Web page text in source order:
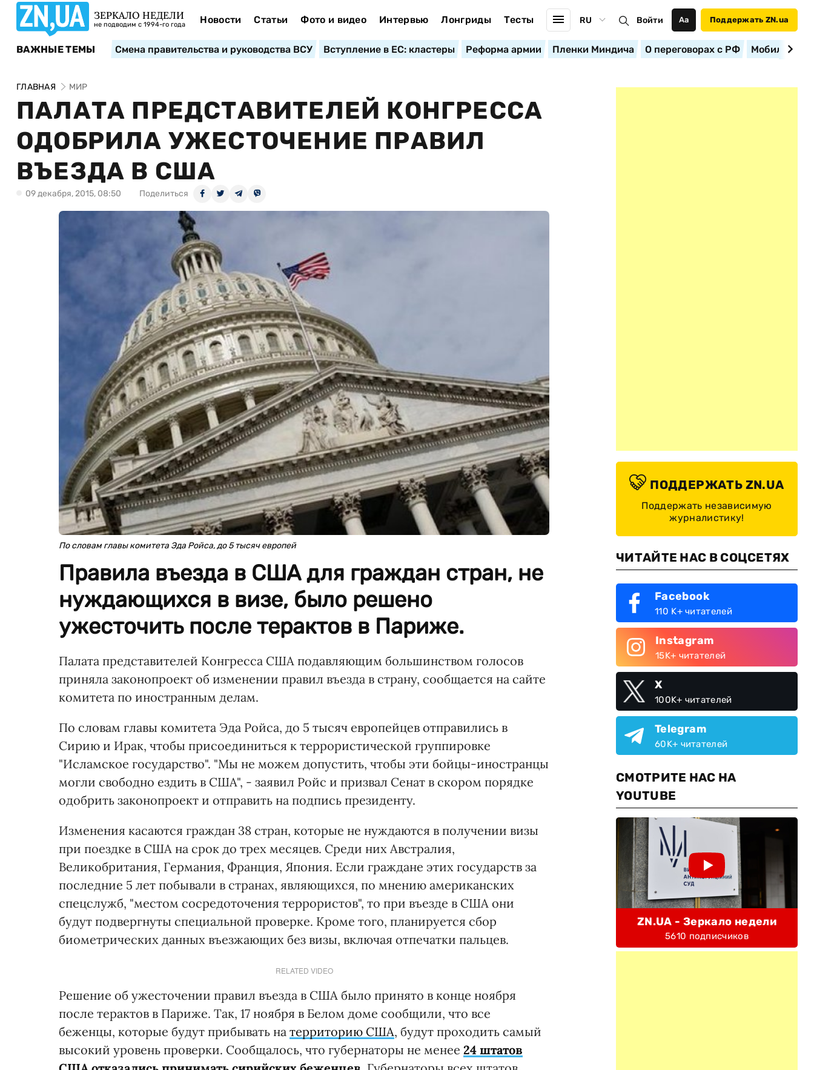
ЗЕРКАЛО НЕДЕЛИ
не подводим с 1994-го года Новости Статьи Фото и видео Интервью Лонгриды Тесты RU Войти Аа Поддержать ZN.ua
ВАЖНЫЕ ТЕМЫ Смена правительства и руководства ВСУ Вступление в ЕС: кластеры Реформа армии Пленки Миндича О переговорах с РФ
ГЛАВНАЯ МИР
ПАЛАТА ПРЕДСТАВИТЕЛЕЙ КОНГРЕССА
ОДОБРИЛА УЖЕСТОЧЕНИЕ ПРАВИЛ
ВЪЕЗДА В США
09 декабря, 2015, 08:50 Поделиться
По словам главы комитета Эда Ройса, до 5 тысяч европей
Правила въезда в США для граждан стран, не
нуждающихся в визе, было решено
ужесточить после терактов в Париже.
Палата представителей Конгресса США подавляющим большинством голосов
приняла законопроект об изменении правил въезда в страну, сообщается на сайте
комитета по иностранным делам.
По словам главы комитета Эда Ройса, до 5 тысяч европейцев отправились в
Сирию и Ирак, чтобы присоединиться к террористической группировке
"Исламское государство". "Мы не можем допустить, чтобы эти бойцы-иностранцы
могли свободно ездить в США", - заявил Ройс и призвал Сенат в скором порядке
одобрить законопроект и отправить на подпись президенту.
Изменения касаются граждан 38 стран, которые не нуждаются в получении визы
при поездке в США на срок до трех месяцев. Среди них Австралия,
Великобритания, Германия, Франция, Япония. Если граждане этих государств за
последние 5 лет побывали в странах, являющихся, по мнению американских
спецслужб, "местом сосредоточения террористов", то при въезде в США они
будут подвергнуты специальной проверке. Кроме того, планируется сбор
биометрических данных въезжающих без визы, включая отпечатки пальцев.
RELATED VIDEO
Решение об ужесточении правил въезда в США было принято в конце ноября
после терактов в Париже. Так, 17 ноября в Белом доме сообщили, что все
беженцы, которые будут прибывать на территорию США, будут проходить самый
высокий уровень проверки. Сообщалось, что губернаторы не менее 24 штатов
ПОДДЕРЖАТЬ ZN.UA
Поддержать независимую
журналистику!
ЧИТАЙТЕ НАС В СОЦСЕТЯХ
Facebook
110 K+ читателей
Instagram
15K+ читателей
X
100K+ читателей
Telegram
60K+ читателей
СМОТРИТЕ НАС НА
YOUTUBE
ZN.UA - Зеркало недели
5610 подписчиков